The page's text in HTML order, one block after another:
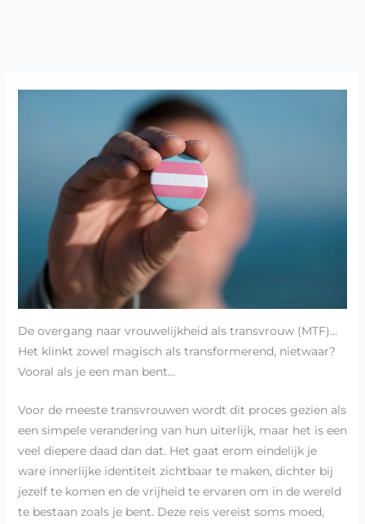
De overgang naar vrouwelijkheid als transvrouw (MTF)...
Het klinkt zowel magisch als transformerend, nietwaar?
Vooral als je een man bent...
Voor de meeste transvrouwen wordt dit proces gezien als
een simpele verandering van hun uiterlijk, maar het is een
veel diepere daad dan dat. Het gaat erom eindelijk je
ware innerlijke identiteit zichtbaar te maken, dichter bij
jezelf te komen en de vrijheid te ervaren om in de wereld
te bestaan zoals je bent. Deze reis vereist soms moed,